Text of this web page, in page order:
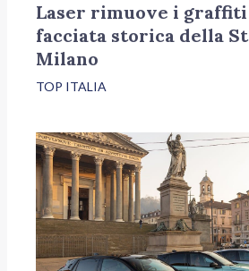
Laser rimuove i
facciata storica della
Milano
TOP ITALIA